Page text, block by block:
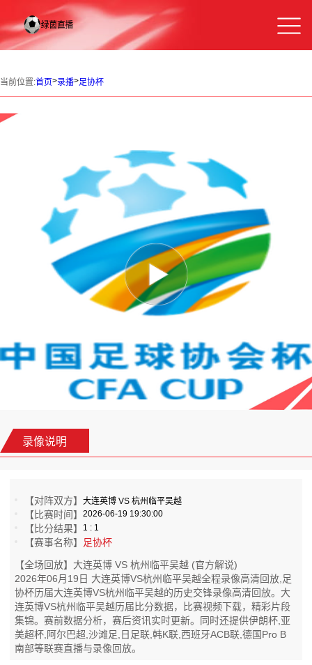
当前位置:首页>录播>足协杯
录像说明
【对阵双方】大连英博 VS 杭州临平吴越
【比赛时间】2026-06-19 19:30:00
【比分结果】 1 : 1
【赛事名称】 足协杯
【全场回放】大连英博 VS 杭州临平吴越 (官方解说)
2026年06月19日 大连英博VS杭州临平吴越全程录像高清回放,足
协杯历届大连英博VS杭州临平吴越的历史交锋录像高清回放。大
连英博VS杭州临平吴越历届比分数据，比赛视频下载，精彩片段
集锦。赛前数据分析，赛后资讯实时更新。同时还提供伊朗杯,亚
美超杯,阿尔巴超,沙滩足,日足联,韩K联,西班牙ACB联,德国Pro B
南部等联赛直播与录像回放。